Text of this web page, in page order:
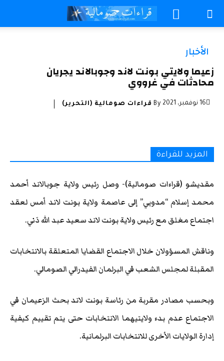
الأخبار
زعيما ولايتي بونت لاند وجوبالاند يجريان
محادثات في غرووي
16 نوفمبر، 2021 By قراءات صومالية (التحرير)
المزيد للقراءة
مقديشو (قراءات صومالية)- وصل رئيس ولاية جوبالاند أحمد
محمد إسلام “مدوبي” إلى عاصمة ولاية بونت لاند أمس لعقد
اجتماع مغلق مع رئيس ولاية بونت لاند سعيد عبد الله دَني.
وناقش المسؤولان خلال الاجتماع القضايا المتعلقة بالانتخابات
المقبلة لمجلس الشعب في البرلمان الفيدرالي الصومالي.
وبحسب مصادر مقربة من رئاسة بونت لاند بحث الزعيمان في
الاجتماع عدم بدء ولايتيهما الانتخابات حتى يتم تقييم كيفية
إدارة الولايات الأخرى للانتخابات البرلمانية.